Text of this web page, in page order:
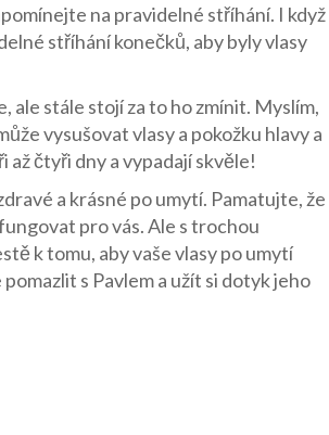
na pravidelné stříhání. I když
stříhání konečků, aby byly vlasy
ale stále stojí za to ho zmínit. Myslím,
vysušovat vlasy a pokožku hlavy a
až čtyři dny a vypadají skvěle!
a krásné po umytí. Pamatujte, že
pro vás. Ale s trochou
k tomu, aby vaše vlasy po umytí
s Pavlem a užít si dotyk jeho